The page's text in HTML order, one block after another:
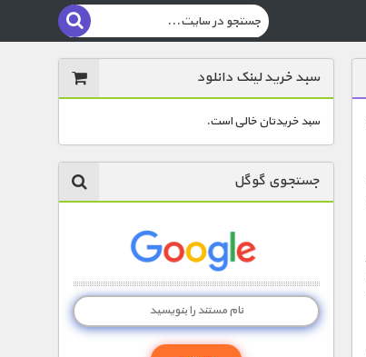
سبد خرید لینک دانلود
سبد خریدتان خالی است.
جستجوی گوگل